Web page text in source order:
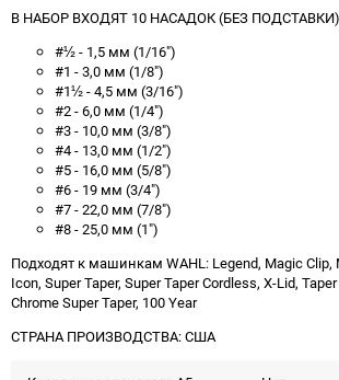
В НАБОР ВХОДЯТ 10 НАСАДОК (БЕЗ
#½ - 1,5 мм (1/16")
#1 - 3,0 мм (1/8")
#1½ - 4,5 мм (3/16")
#2 - 6,0 мм (1/4")
#3 - 10,0 мм (3/8")
#4 - 13,0 мм (1/2")
#5 - 16,0 мм (5/8")
#6 - 19 мм (3/4")
#7 - 22,0 мм (7/8")
#8 - 25,0 мм (1")
Подходят к машинкам WAHL: Legend, Magic Clip,
Icon, Super Taper, Super Taper Cordless, X-Lid,
Chrome Super Taper, 100 Year
СТРАНА ПРОИЗВОДСТВА: США